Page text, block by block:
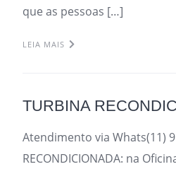
que as pessoas […]
LEIA MAIS
TURBINA
Atendimento via Whats(11) 9
RECONDICIONADA: na